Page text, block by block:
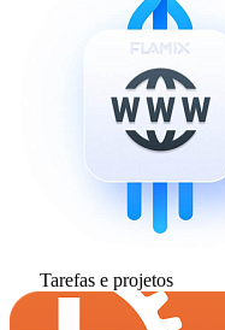
Tarefas e projetos